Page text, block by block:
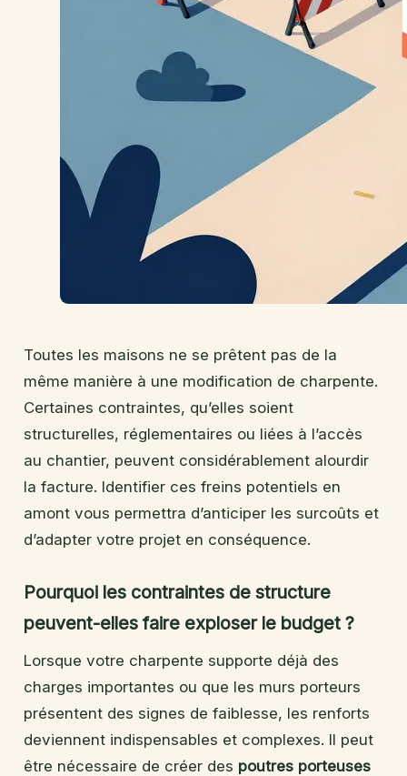
Toutes les maisons ne se prêtent pas de la
même manière à une modification de charpente.
Certaines contraintes, qu’elles soient
structurelles, réglementaires ou liées à l’accès
au chantier, peuvent considérablement alourdir
la facture. Identifier ces freins potentiels en
amont vous permettra d’anticiper les surcoûts et
d’adapter votre projet en conséquence.
Pourquoi les contraintes de structure
peuvent-elles faire exploser le budget ?
Lorsque votre charpente supporte déjà des
charges importantes ou que les murs porteurs
présentent des signes de faiblesse, les renforts
deviennent indispensables et complexes. Il peut
être nécessaire de créer des poutres porteuses